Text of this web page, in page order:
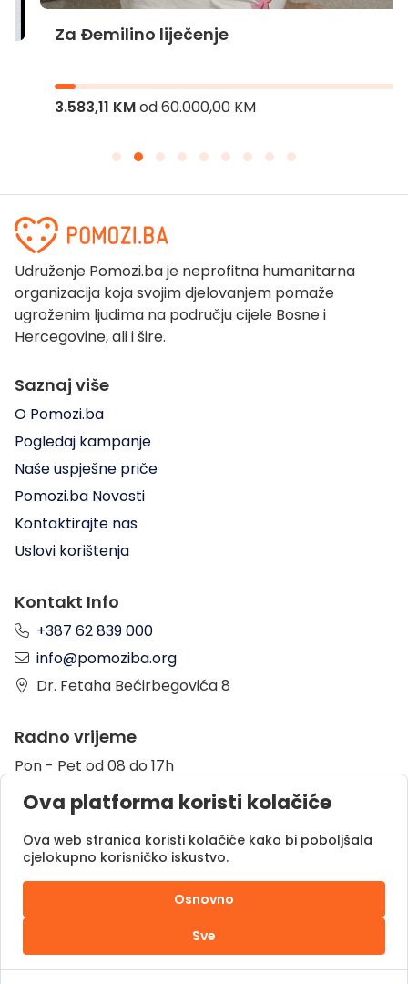
Za Đemilino liječenje
3.583,11 KM od60.000,00 KM
Udruženje Pomozi.ba je neprofitna humanitarna
organizacija koja svojim djelovanjem pomaže
ugroženim ljudima na području cijele Bosne i
Hercegovine, ali i šire.
Saznaj više
O Pomozi.ba
Pogledaj kampanje
Naše uspješne priče
Pomozi.ba Novosti
Kontaktirajte nas
Uslovi korištenja
Kontakt Info
+387 62 839 000
info@pomoziba.org
Dr. Fetaha Bećirbegovića 8
Radno vrijeme
Pon - Pet od 08 do 17h
Sub od 10 do 17h
Nedjelja - neradni dan
Donacije putem
Ova platforma koristi kolačiće
Ova web stranica koristi kolačiće kako bi poboljšala
cjelokupno korisničko iskustvo.
Osnovno
Sve